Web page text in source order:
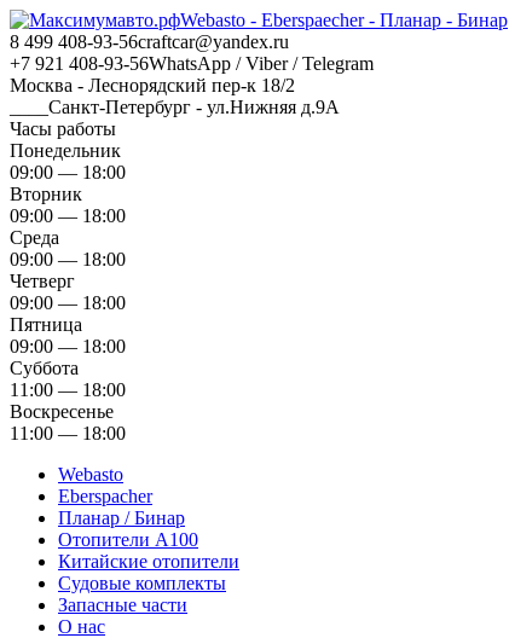
Webasto - Eberspaecher - Планар - Бинар
8 499 408-93-56craftcar@yandex.ru
+7 921 408-93-56WhatsApp / Viber / Telegram
Москва - Леснорядский пер-к 18/2
____Санкт-Петербург - ул.Нижняя д.9А
Часы работы
Понедельник
09:00 — 18:00
Вторник
09:00 — 18:00
Среда
09:00 — 18:00
Четверг
09:00 — 18:00
Пятница
09:00 — 18:00
Суббота
11:00 — 18:00
Воскресенье
11:00 — 18:00
Webasto
Eberspacher
Планар / Бинар
Отопители А100
Китайские отопители
Судовые комплекты
Запасные части
О нас